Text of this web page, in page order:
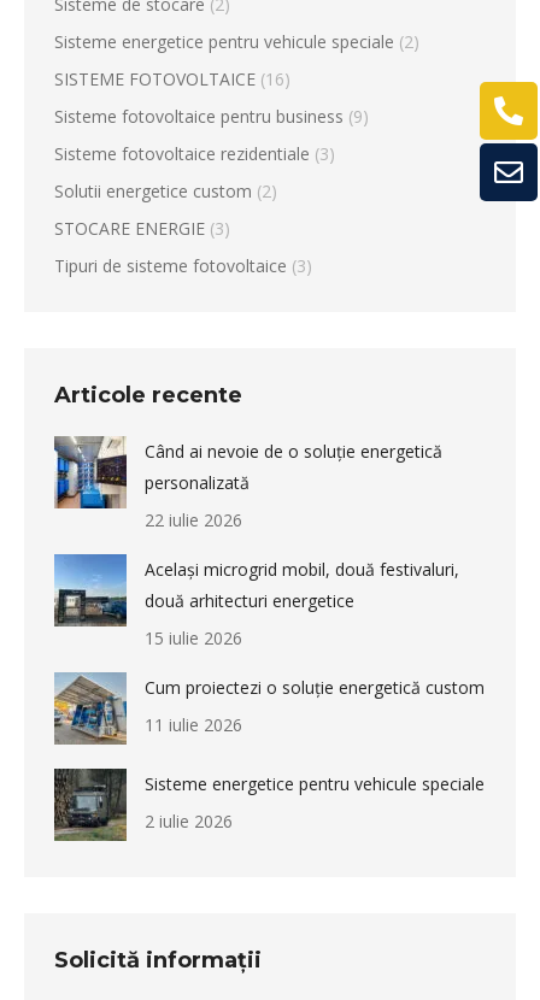
Sisteme energetice pentru vehicule speciale (2)
SISTEME FOTOVOLTAICE (16)
Sisteme fotovoltaice pentru business (9)
Sisteme fotovoltaice rezidentiale (3)
Solutii energetice custom (2)
STOCARE ENERGIE (3)
Tipuri de sisteme fotovoltaice (3)
Articole recente
Când ai nevoie de o soluție energetică
personalizată
22 iulie 2026
Același microgrid mobil, două festivaluri,
două arhitecturi energetice
15 iulie 2026
Cum proiectezi o soluție energetică custom
11 iulie 2026
Sisteme energetice pentru vehicule speciale
2 iulie 2026
Solicită informații